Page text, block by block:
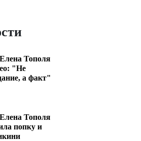
Тополя
"Не
а факт"
Тополя
попку и